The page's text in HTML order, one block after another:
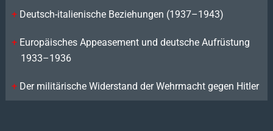
Deutsch-italienische Beziehungen (1937–1943)
Europäisches Appeasement und deutsche Aufrüstung
1933–1936
Der militärische Widerstand der Wehrmacht gegen Hitler